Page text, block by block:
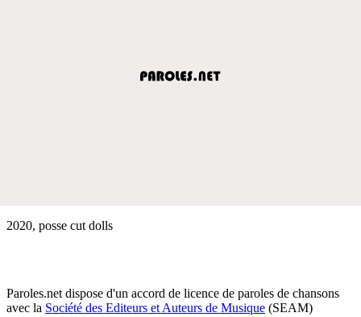
2020, posse cut dolls
Paroles.net dispose d'un accord de licence de paroles de chansons
avec la Société des Editeurs et Auteurs de Musique (SEAM)